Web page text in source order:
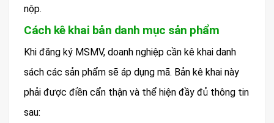
nộp.
Cách kê khai bản danh mục sản phẩm
Khi đăng ký MSMV, doanh nghiệp cần kê khai danh
sách các sản phẩm sẽ áp dụng mã. Bản kê khai này
phải được điền cẩn thận và thể hiện đầy đủ thông tin
sau: